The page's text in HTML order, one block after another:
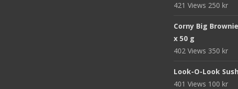
421 Views 250 kr
Corny Big
x 50 g
402 Views 350 kr
Look-O-Look
401 Views 100 kr